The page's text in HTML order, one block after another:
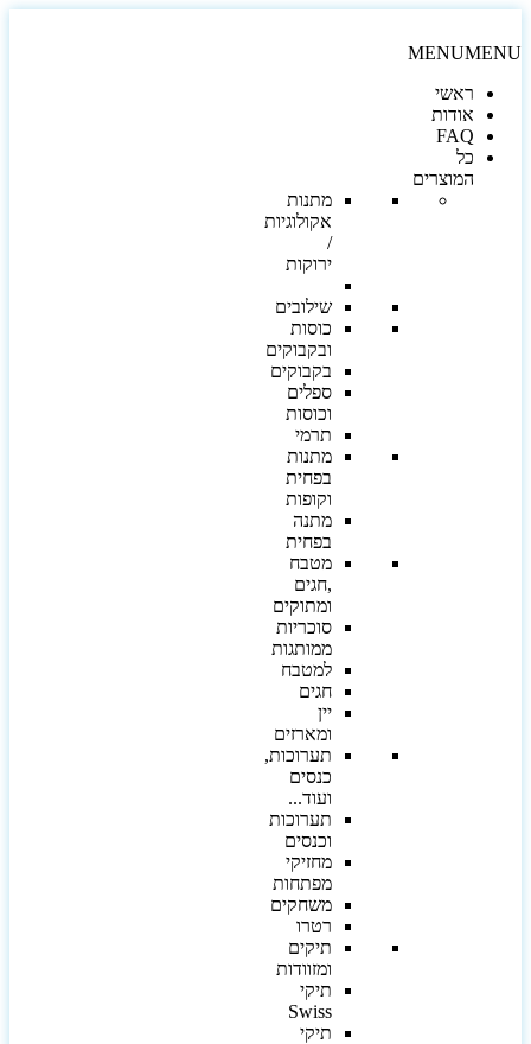
MENU
ראשי
אודות
FAQ
כל
המוצרים
מתנות
אקולוגיות
ירוקות
שילובים
כוסות
ובקבוקים
בקבוקים
ספלים
וכוסות
תרמי
מתנות
בפחית
וקופות
מתנה
בפחית
מטבח
,חגים
ומתוקים
סוכריות
ממותגות
למטבח
חגים
יין
ומארזים
תערוכות,
כנסים
ועוד...
תערוכות
וכנסים
מחזיקי
מפתחות
משחקים
רטרו
תיקים
ומזוודות
תיקי
Swiss
תיקי